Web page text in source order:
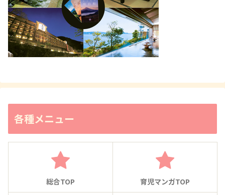
各種メニュー
総合TOP 育児マンガTOP